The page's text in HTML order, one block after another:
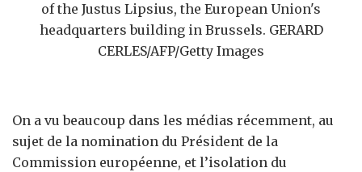
of the Justus Lipsius, the European Union's
headquarters building in Brussels. GERARD
CERLES/AFP/Getty Images
On a vu beaucoup dans les médias récemment, au
sujet de la nomination du Président de la
Commission européenne, et l’isolation du